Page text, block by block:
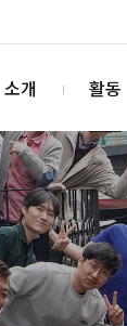
소개 활동